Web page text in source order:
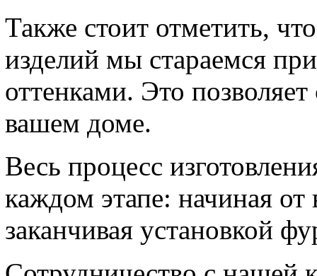
Также стоит отметить,
изделий мы стараемся
оттенками. Это
вашем доме.
Весь процесс
каждом этапе: начиная
заканчивая установкой